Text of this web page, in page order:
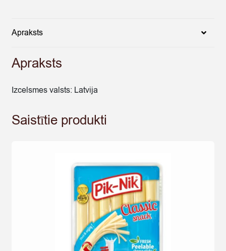
300G
Apraksts
Apraksts
Izcelsmes valsts: Latvija
Saistītie produkti